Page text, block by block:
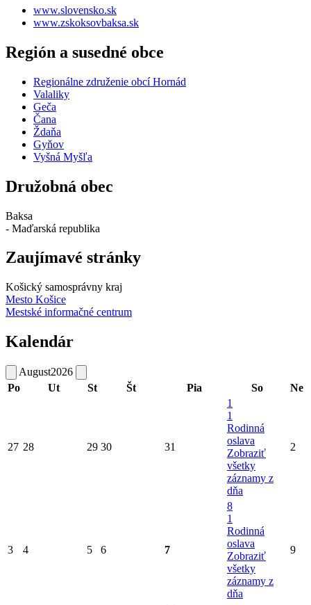
www.slovensko.sk
www.zskoksovbaksa.sk
Región a susedné obce
Regionálne združenie obcí Hornád
Valaliky
Geča
Čana
Ždaňa
Gyňov
Vyšná Myšľa
Družobná obec
Baksa
- Maďarská republika
Zaujímavé stránky
Košický samosprávny kraj
Mesto Košice
Mestské informačné centrum
Kalendár
August2026
Po
Ut St Št Pia So Ne
27 28 29 30 31
1
1
Rodinná
oslava
Zobraziť
všetky
záznamy z
dňa
2
3 4 5 6 7
8
1
Rodinná
oslava
Zobraziť
všetky
záznamy z
dňa
9